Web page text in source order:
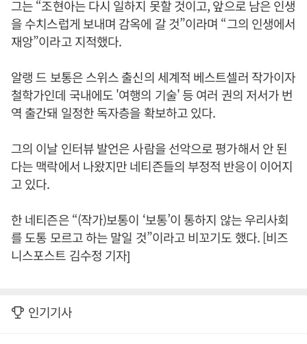
그는 “조현아는 다시 일하지 못할 것이고, 앞으로 남은 인생
을 수치스럽게 보내며 감옥에 갈 것”이라며 “그의 인생에서
재앙”이라고 지적했다.
알랭 드 보통은 스위스 출신의 세계적 베스트셀러 작가이자
철학가인데 국내에도 '여행의 기술' 등 여러 권의 저서가 번
역 출간돼 일정한 독자층을 확보하고 있다.
그의 이날 인터뷰 발언은 사람을 선악으로 평가해서 안 된
다는 맥락에서 나왔지만 네티즌들의 부정적 반응이 이어지
고 있다.
한 네티즌은 “(작가)보통이 ‘보통’이 통하지 않는 우리사회
를 도통 모르고 하는 말일 것”이라고 비꼬기도 했다. [비즈
니스포스트 김수정 기자]
인기기사